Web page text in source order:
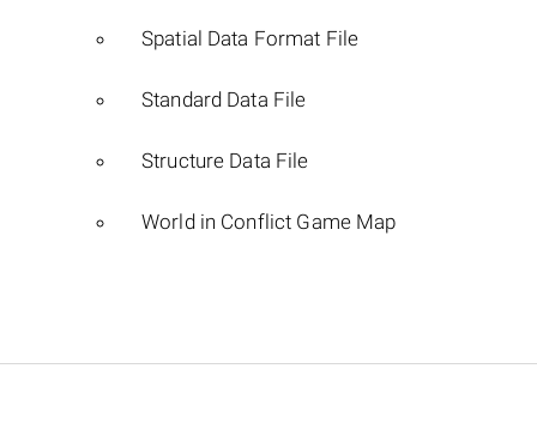
Spatial Data Format File
Standard Data File
Structure Data File
World in Conflict Game Map